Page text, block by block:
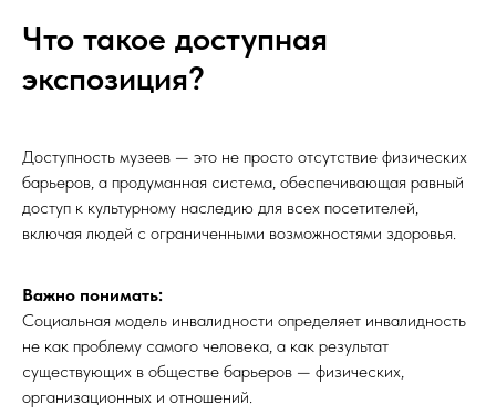
Что такое доступная
экспозиция?
Доступность музеев — это не просто отсутствие физических
барьеров, а продуманная система, обеспечивающая равный
доступ к культурному наследию для всех посетителей,
включая людей с ограниченными возможностями здоровья.
Важно понимать:
Социальная модель инвалидности определяет инвалидность
не как проблему самого человека, а как результат
существующих в обществе барьеров — физических,
организационных и отношений.